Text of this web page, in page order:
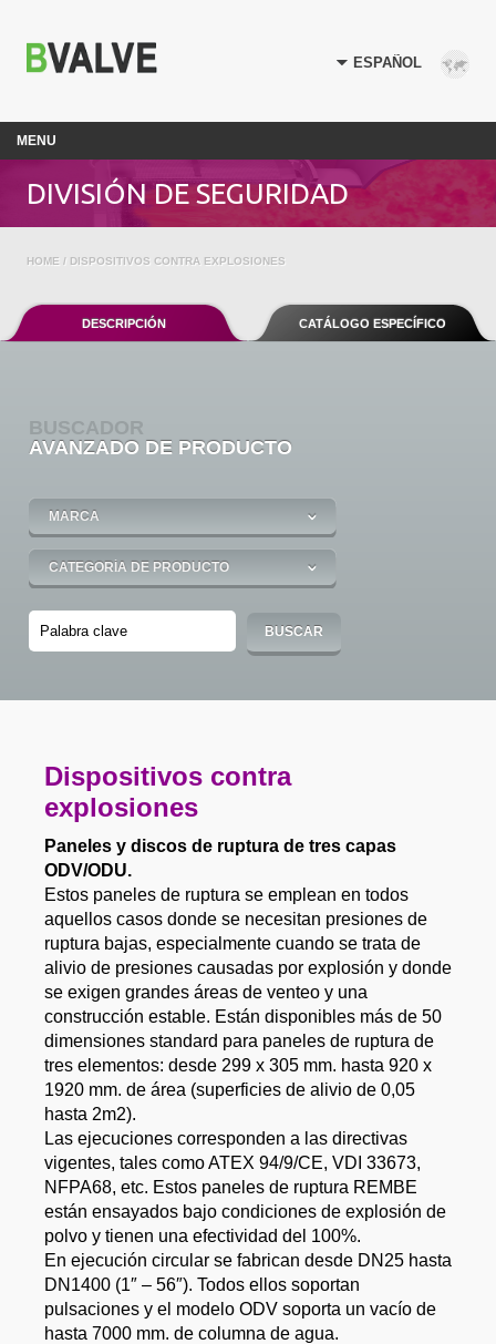
MENU
DIVISIÓN DE SEGURIDAD
HOME / DISPOSITIVOS CONTRA EXPLOSIONES
DESCRIPCIÓN CATÁLOGO ESPECÍFICO
BUSCADOR
AVANZADO DE PRODUCTO
Dispositivos contra
explosiones
Paneles y discos de ruptura de tres capas
ODV/ODU.
Estos paneles de ruptura se emplean en todos
aquellos casos donde se necesitan presiones de
ruptura bajas, especialmente cuando se trata de
alivio de presiones causadas por explosión y donde
se exigen grandes áreas de venteo y una
construcción estable. Están disponibles más de 50
dimensiones standard para paneles de ruptura de
tres elementos: desde 299 x 305 mm. hasta 920 x
1920 mm. de área (superficies de alivio de 0,05
hasta 2m2).
Las ejecuciones corresponden a las directivas
vigentes, tales como ATEX 94/9/CE, VDI 33673,
NFPA68, etc. Estos paneles de ruptura REMBE
están ensayados bajo condiciones de explosión de
polvo y tienen una efectividad del 100%.
En ejecución circular se fabrican desde DN25 hasta
DN1400 (1″ – 56″). Todos ellos soportan
pulsaciones y el modelo ODV soporta un vacío de
hasta 7000 mm. de columna de agua.